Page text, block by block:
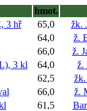
hmot.
3 hř 65,0
žk.
64,0
ž.
66,0
ž.
3 kl 64,0
ž.
62,5
66,0
ž.
61,5